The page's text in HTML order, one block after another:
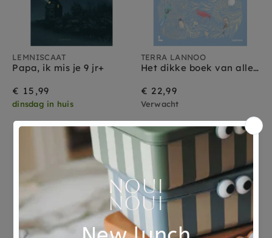
LEMNISCAAT
Papa, ik mis je 9 jr+
€ 15,99
dinsdag in huis
TERRA LANNOO
Het dikke boek van alle bijzondere vogels 9 jr+
€ 22,99
Verwacht
Verwacht